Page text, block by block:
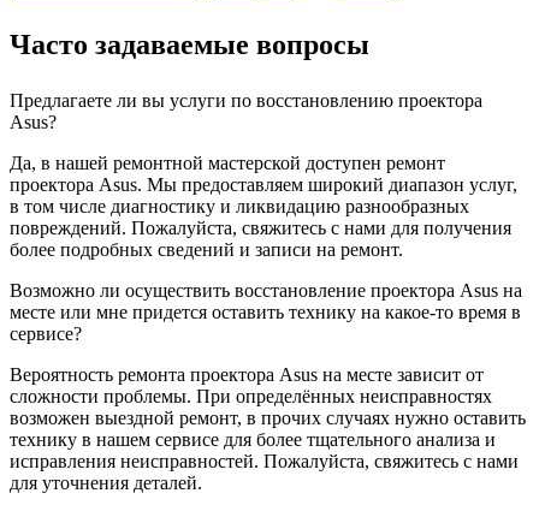
Часто задаваемые вопросы
Предлагаете ли вы услуги по восстановлению проектора
Asus?
Да, в нашей ремонтной мастерской доступен ремонт
проектора Asus. Мы предоставляем широкий диапазон услуг,
в том числе диагностику и ликвидацию разнообразных
повреждений. Пожалуйста, свяжитесь с нами для получения
более подробных сведений и записи на ремонт.
Возможно ли осуществить восстановление проектора Asus на
месте или мне придется оставить технику на какое-то время в
сервисе?
Вероятность ремонта проектора Asus на месте зависит от
сложности проблемы. При определённых неисправностях
возможен выездной ремонт, в прочих случаях нужно оставить
технику в нашем сервисе для более тщательного анализа и
исправления неисправностей. Пожалуйста, свяжитесь с нами
для уточнения деталей.